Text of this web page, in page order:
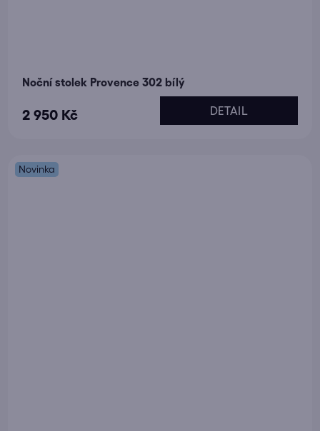
Noční stolek Provence 302 bílý
2 950 Kč DETAIL
Novinka